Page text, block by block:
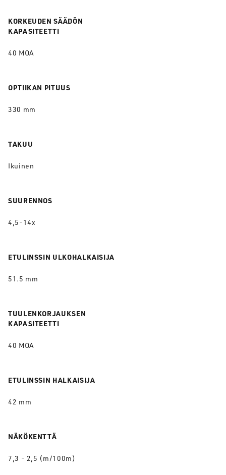
KORKEUDEN SÄÄDÖN
KAPASITEETTI
40 MOA
OPTIIKAN PITUUS
330 mm
TAKUU
Ikuinen
SUURENNOS
4,5-14x
ETULINSSIN ULKOHALKAISIJA
51.5 mm
TUULENKORJAUKSEN
KAPASITEETTI
40 MOA
ETULINSSIN HALKAISIJA
42 mm
NÄKÖKENTTÄ
7,3 - 2,5 (m/100m)